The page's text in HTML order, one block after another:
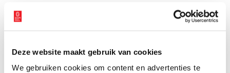
Deze website maakt gebruik van cookies
We gebruiken cookies om content en advertenties te
Ontvang de nieuwsbrief
laatste erfgoednieuws? Schrijf u dan nu in voor onze